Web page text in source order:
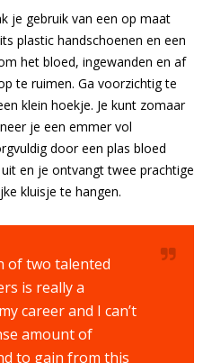
je gebruik van een op maat
plastic handschoenen en een
het bloed, ingewanden en af
te ruimen. Ga voorzichtig te
klein hoekje. Je kunt zomaar
je een emmer vol
door een plas bloed
en je ontvangt twee prachtige
kluisje te hangen.
of two talented
is really a
career and I can’t
amount of
to gain from this